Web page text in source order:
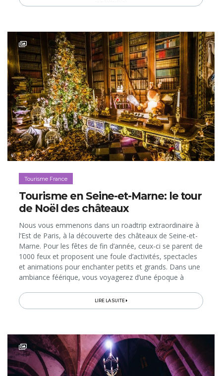
Tourisme France
Tourisme en Seine-et-Marne: le tour
de Noël des châteaux
Nous vous emmenons dans un roadtrip extraordinaire à
l’Est de Paris, à la découverte des châteaux de Seine-et-
Marne. Pour les fêtes de fin d’année, ceux-ci se parent de
1000 feux et proposent une foule d’activités, spectacles
et animations pour enchanter petits et grands. Dans une
ambiance féérique, vous voyagerez d’une époque à
LIRE LA SUITE